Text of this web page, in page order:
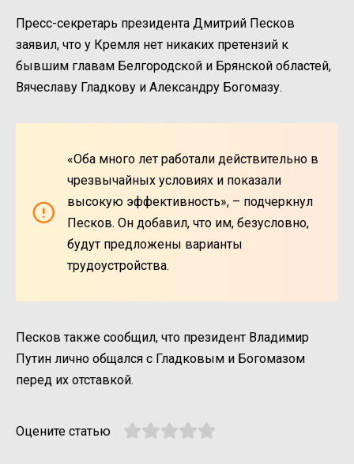
Пресс-секретарь президента Дмитрий Песков
заявил, что у Кремля нет никаких претензий к
бывшим главам Белгородской и Брянской областей,
Вячеславу Гладкову и Александру Богомазу.
«Оба много лет работали действительно в
чрезвычайных условиях и показали
высокую эффективность», – подчеркнул
Песков. Он добавил, что им, безусловно,
будут предложены варианты
трудоустройства.
Песков также сообщил, что президент Владимир
Путин лично общался с Гладковым и Богомазом
перед их отставкой.
Оцените статью